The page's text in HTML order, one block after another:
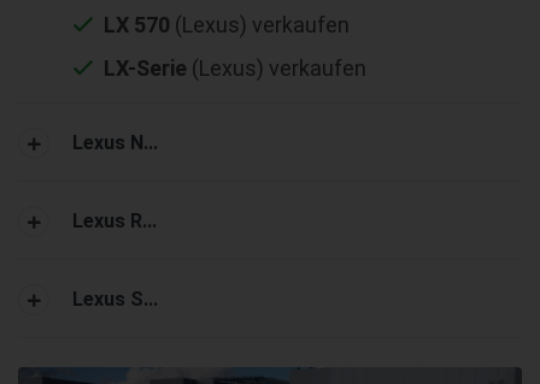
LX 570 (Lexus) verkaufen
LX-Serie (Lexus) verkaufen
Lexus N...
Lexus R...
Lexus S...